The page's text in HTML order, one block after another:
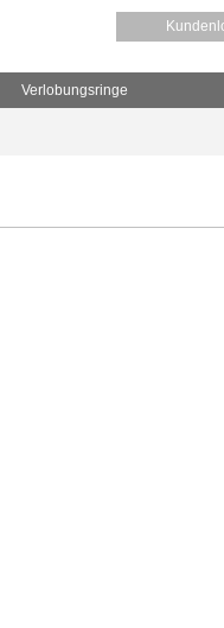
Verlobungsringe